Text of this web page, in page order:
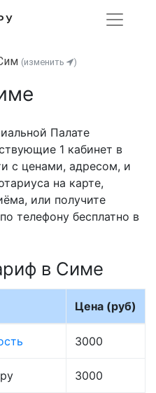
(изменить )
Палате
1 кабинет в
с ценами, адресом, и
на карте,
или получите
телефону бесплатно в
в Симе
Цена (руб)
3000
3000